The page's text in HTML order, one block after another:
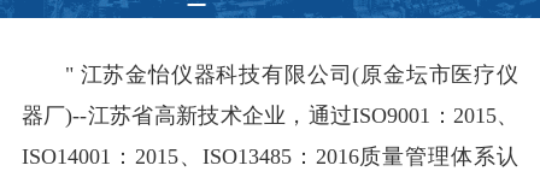
" 江苏金怡仪器科技有限公司(原金坛市医疗仪
器厂)--江苏省高新技术企业，通过ISO9001：2015、
ISO14001：2015、ISO13485：2016质量管理体系认